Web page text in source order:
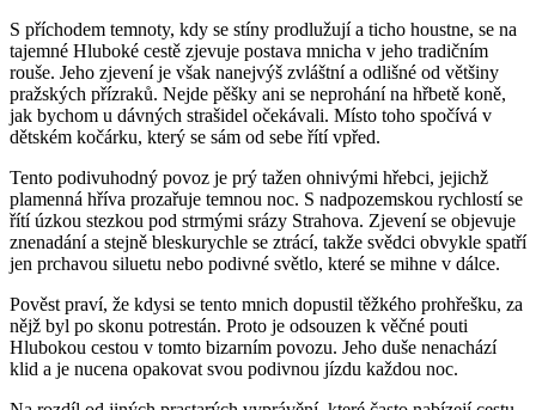
S příchodem temnoty, kdy se stíny prodlužují a ticho houstne, se na
tajemné Hluboké cestě zjevuje postava mnicha v jeho tradičním
rouše. Jeho zjevení je však nanejvýš zvláštní a odlišné od většiny
pražských přízraků. Nejde pěšky ani se neprohání na hřbetě koně,
jak bychom u dávných strašidel očekávali. Místo toho spočívá v
dětském kočárku, který se sám od sebe řítí vpřed.
Tento podivuhodný povoz je prý tažen ohnivými hřebci, jejichž
plamenná hříva prozařuje temnou noc. S nadpozemskou rychlostí se
řítí úzkou stezkou pod strmými srázy Strahova. Zjevení se objevuje
znenadání a stejně bleskurychle se ztrácí, takže svědci obvykle spatří
jen prchavou siluetu nebo podivné světlo, které se mihne v dálce.
Pověst praví, že kdysi se tento mnich dopustil těžkého prohřešku, za
nějž byl po skonu potrestán. Proto je odsouzen k věčné pouti
Hlubokou cestou v tomto bizarním povozu. Jeho duše nenachází
klid a je nucena opakovat svou podivnou jízdu každou noc.